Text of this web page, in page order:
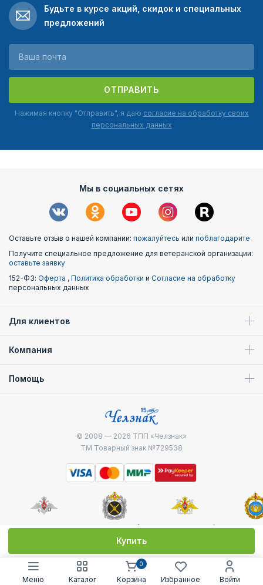
Купить
Будьте в курсе акций, скидок и специальных
предложений
ОТПРАВИТЬ
Нажимая кнопку "Отправить", я даю согласие на обработку своих
персональных данных
Мы в социальных сетях
Оставьте отзыв о нашей компании: пожалуйтесь или поблагодарите
Получите специальное предложение для ветеранской организации:
оставьте заявку
152-ФЗ: Оферта , Политика обработки и Согласие на обработку
персональных данных
Для клиентов
Компания
Помощь
© 2008 — 2026 ТПП «Челзнак»
ТМ Товарный знак №729538
Министерство
Генштаб ВС РФ
Военно-морской
Меню Каталог Корзина
0
Избранное Войти